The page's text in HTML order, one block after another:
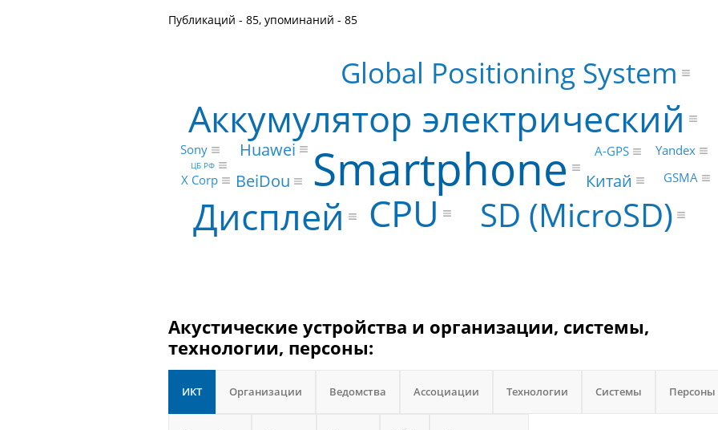
Публикаций - 85, упоминаний - 85
Smartphone
Аккумулятор электрический
Дисплей CPU SD (MicroSD)
Global Positioning System
Huawei
Китай
BeiDou
A-GPS
GSMA
Yandex
Sony
X Corp
ЦБ РФ
Акустические устройства и организации, системы,
технологии, персоны:
ИКТ Организации Ведомства Ассоциации Технологии Системы Персоны